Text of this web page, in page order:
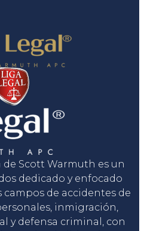
Scott Warmuth es un
dedicado y enfocado
de accidentes de
inmigración,
y defensa criminal, con